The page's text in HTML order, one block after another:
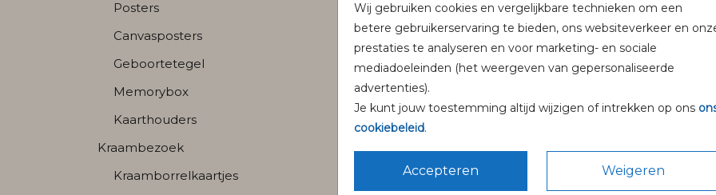
Wij gebruiken cookies en vergelijkbare technieken om een
betere gebruikerservaring te bieden, ons websiteverkeer en
prestaties te analyseren en voor marketing- en sociale
mediadoeleinden (het weergeven van gepersonaliseerde
advertenties).
Je kunt jouw toestemming altijd wijzigen of intrekken op ons
cookiebeleid.
Accepteren Weigeren
Posters
Canvasposters
Geboortetegel
Memorybox
Kaarthouders
Kraambezoek
Kraamborrelkaartjes